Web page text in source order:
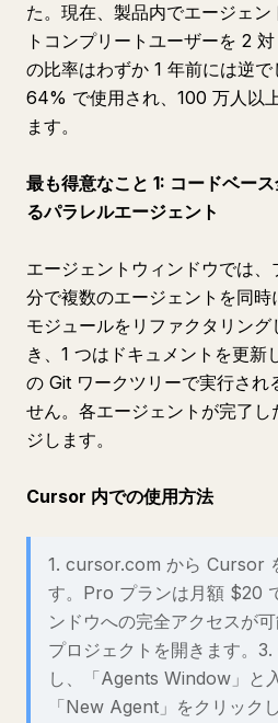
た。現在、製品内でエージェ
トコンプリートユーザーを 2
の比率はわずか 1 年前には逆
64% で使用され、100 万人以
ます。
最も得意なこと 1: コードベー
るパラレルエージェント
エージェントウィンドウでは
分で複数のエージェントを同時
モジュールをリファクタリン
き、1 つはドキュメントを更新
の Git ワークツリーで実行され
せん。各エージェントが完了
ジします。
Cursor 内での使用方法
1. cursor.com から Cursor
す。Pro プランは月額 $20
ンドウへの完全アクセスが
プロジェクトを開きます。
し、「Agents Window」と
「New Agent」をクリック